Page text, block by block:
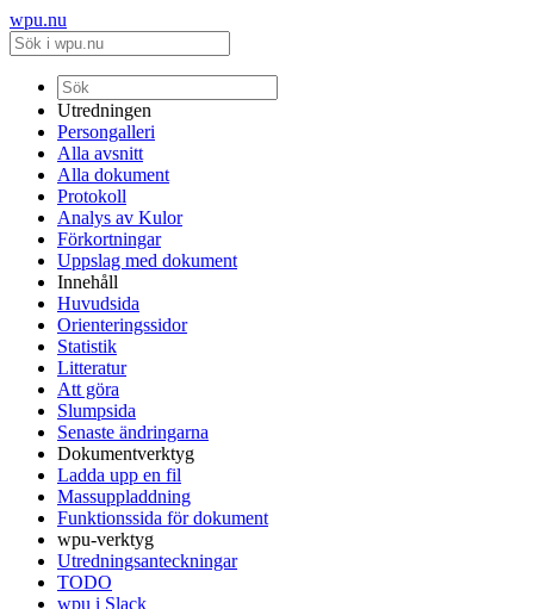
wpu.nu
Utredningen
Persongalleri
Alla avsnitt
Alla dokument
Protokoll
Analys av Kulor
Förkortningar
Uppslag med dokument
Innehåll
Huvudsida
Orienteringssidor
Statistik
Litteratur
Att göra
Slumpsida
Senaste ändringarna
Dokumentverktyg
Ladda upp en fil
Massuppladdning
Funktionssida för dokument
wpu-verktyg
Utredningsanteckningar
TODO
wpu i Slack